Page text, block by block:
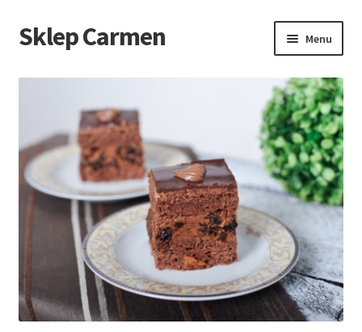
Sklep Carmen Menu
Sprawdź jak działamy
Zamówienie
Koszyk
Regulamin